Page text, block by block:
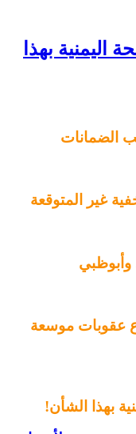
اليمنية بهذا
الضمانات
غير المتوقعة
وأبوظبي
عقوبات موسعة
بهذا الشأن!